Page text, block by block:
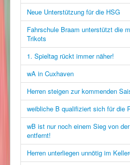
Neue Unterstützung für die HSG
Fahrschule Braam unterstützt die
Trikots
1. Spieltag rückt immer näher!
wA in Cuxhaven
Herren steigen zur kommenden
weibliche B qualifiziert sich für die
wB ist nur noch einem Sieg von
entfernt!
Herren unterliegen unnötig im